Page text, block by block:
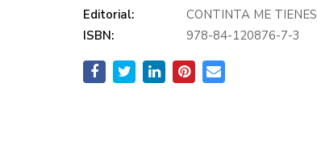
Editorial:
CONTINTA ME TIENES
ISBN:
978-84-120876-7-3